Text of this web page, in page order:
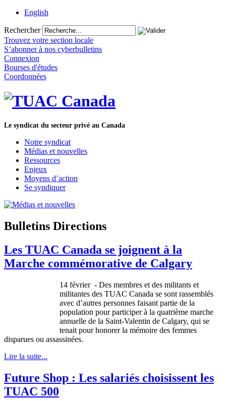
English
Rechercher
Trouvez votre section locale
S’abonner à nos cyberbulletins
Connexion
Bourses d'études
Coordonnées
Le syndicat du secteur privé au Canada
Notre syndicat
Médias et nouvelles
Ressources
Enjeux
Moyens d’action
Se syndiquer
Bulletins Directions
Les TUAC Canada se joignent à la
Marche commémorative de Calgary
14 février- Des membres et des militants et
militantes des TUAC Canada se sont rassemblés
avec d’autres personnes faisant partie de la
population pourparticiper à la quatrième marche
annuelle de la Saint-Valentin de Calgary, qui se
tenait pour honorer la mémoire des femmes
disparues ou assassinées.
Lire la suite...
Future Shop : Les salariés choisissent les
TUAC 500